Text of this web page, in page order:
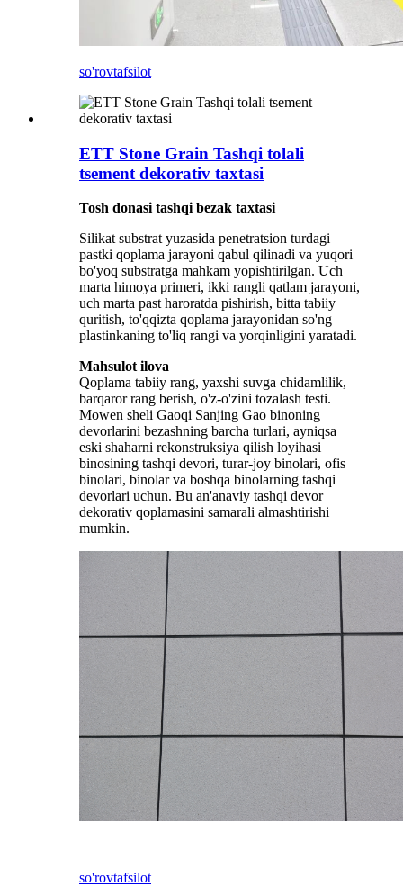
so'rovtafsilot
ETT Stone Grain Tashqi tolali
tsement dekorativ taxtasi
Tosh donasi tashqi bezak taxtasi
Silikat substrat yuzasida penetratsion turdagi
pastki qoplama jarayoni qabul qilinadi va yuqori
bo'yoq substratga mahkam yopishtirilgan. Uch
marta himoya primeri, ikki rangli qatlam jarayoni,
uch marta past haroratda pishirish, bitta tabiiy
quritish, to'qqizta qoplama jarayonidan so'ng
plastinkaning to'liq rangi va yorqinligini yaratadi.
Mahsulot ilova
Qoplama tabiiy rang, yaxshi suvga chidamlilik,
barqaror rang berish, o'z-o'zini tozalash testi.
Mowen sheli Gaoqi Sanjing Gao binoning
devorlarini bezashning barcha turlari, ayniqsa
eski shaharni rekonstruksiya qilish loyihasi
binosining tashqi devori, turar-joy binolari, ofis
binolari, binolar va boshqa binolarning tashqi
devorlari uchun. Bu an'anaviy tashqi devor
dekorativ qoplamasini samarali almashtirishi
mumkin.
so'rovtafsilot